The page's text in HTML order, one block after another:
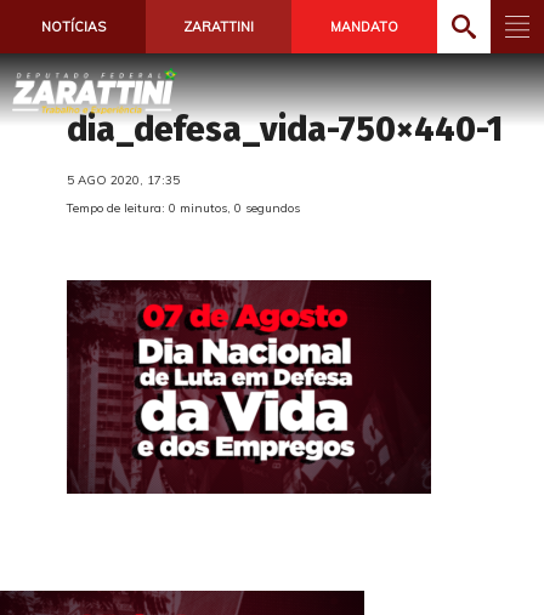
NOTÍCIAS ZARATTINI MANDATO
dia_defesa_vida-750×440-1
5 AGO 2020, 17:35
Tempo de leitura: 0 minutos, 0 segundos